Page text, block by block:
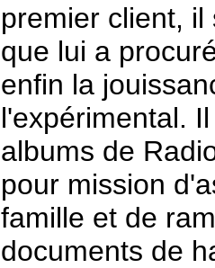
premier client,
que lui a
enfin la
l'expérimental.
albums de
pour mission
famille et de
documents de